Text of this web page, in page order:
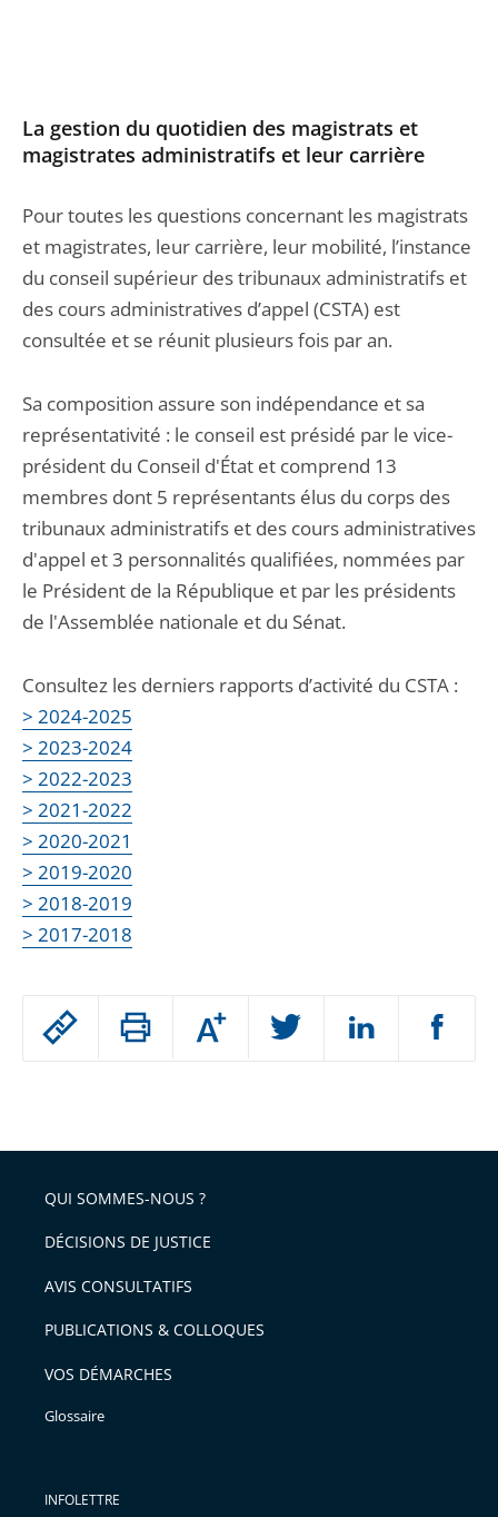
Passer
arriver
après
Augmenter
ou
l'article
pour
avant
La gestion du quotidien des magistrats et
magistrates administratifs et leur carrière
Pour toutes les questions concernant les magistrats
et magistrates, leur carrière, leur mobilité, l’instance
du conseil supérieur des tribunaux administratifs et
des cours administratives d’appel (CSTA) est
consultée et se réunit plusieurs fois par an.
Sa composition assure son indépendance et sa
représentativité : le conseil est présidé par le vice-
président du Conseil d'État et comprend 13
membres dont 5 représentants élus du corps des
tribunaux administratifs et des cours administratives
d'appel et 3 personnalités qualifiées, nommées par
le Président de la République et par les présidents
de l'Assemblée nationale et du Sénat.
Consultez les derniers rapports d’activité du CSTA :
> 2024-2025
> 2023-2024
> 2022-2023
> 2021-2022
> 2020-2021
> 2019-2020
> 2018-2019
> 2017-2018
QUI SOMMES-NOUS ?
DÉCISIONS DE JUSTICE
AVIS CONSULTATIFS
PUBLICATIONS & COLLOQUES
VOS DÉMARCHES
Glossaire
INFOLETTRE